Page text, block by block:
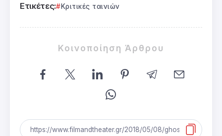
Ετικέτες: Κριτικές ταινιών
Κοινοποίηση Άρθρου